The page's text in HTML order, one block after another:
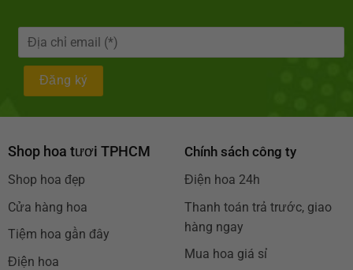
Shop hoa tươi TPHCM
Shop hoa đẹp
Cửa hàng hoa
Tiệm hoa gần đây
Điện hoa
Chính sách công ty
Điện hoa 24h
Thanh toán trả trước, giao
hàng ngay
Mua hoa giá sỉ